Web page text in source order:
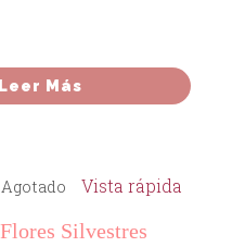
Leer Más
Agotado Vista rápida
Silvestres